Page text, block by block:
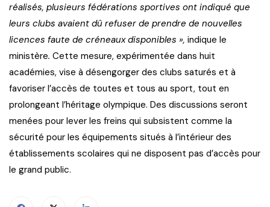
réalisés, plusieurs fédérations sportives ont indiqué que
leurs clubs avaient dû refuser de prendre de nouvelles
licences faute de créneaux disponibles », indique le
ministère. Cette mesure, expérimentée dans huit
académies, vise à désengorger des clubs saturés et à
favoriser l’accès de toutes et tous au sport, tout en
prolongeant l’héritage olympique. Des discussions seront
menées pour lever les freins qui subsistent comme la
sécurité pour les équipements situés à l’intérieur des
établissements scolaires qui ne disposent pas d’accès pour
le grand public.